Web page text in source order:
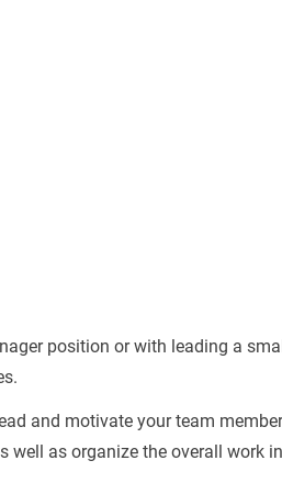
position or with leading a
and motivate your team
well as organize the overall work